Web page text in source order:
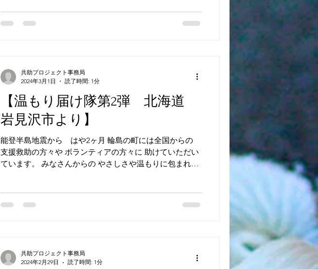
【温もり届け隊第2弾 北海道
岩見沢市より】
能登半島地震から はや2ヶ月 輪島の町には全国からの
支援救助の方々や ボランティアの方々に 助けていただい
ています。 みなさんからの やさしさや温もりに包まれて
共助プロジェクト事務局
2024年3月1日
読了時間: 1分
共助プロジェクト事務局
2024年2月29日
読了時間: 1分